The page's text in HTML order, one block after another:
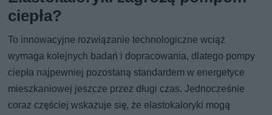
ciepła?
To innowacyjne rozwiązanie technologiczne wciąż
wymaga kolejnych badań i dopracowania, dlatego pompy
ciepła najpewniej pozostaną standardem w energetyce
mieszkaniowej jeszcze przez długi czas. Jednocześnie
coraz częściej wskazuje się, że elastokaloryki mogą